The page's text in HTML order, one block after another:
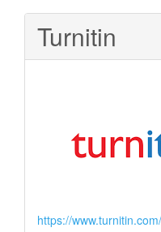
Turnitin
https://www.turnitin.com/